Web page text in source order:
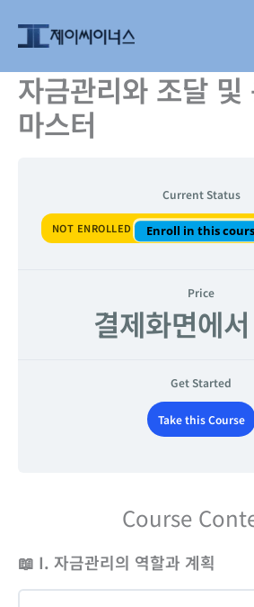
로 자금관리와 조달 및
마스터
Current Status
NOT ENROLLED Enroll in this
Price
결제화면에
Get Started
Take this Course
Course
📖 I. 자금관리의 역할과 계획